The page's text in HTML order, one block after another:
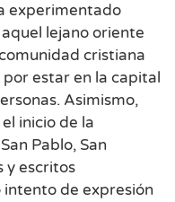
experimentado
lejano oriente
cristiana
estar en la capital
Asimismo,
inicio de la
Pablo, San
y escritos
de expresión